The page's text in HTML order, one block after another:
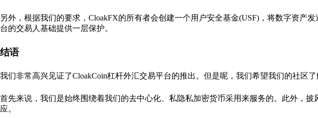
另外，根据我们的要求，CloakFX的所有者会创建一个用户安全基金(USF)，将数字资产
台的交易人基础提供一层保护。
结语
我们非常高兴见证了CloakCoin杠杆外汇交易平台的推出。但是呢，我们希望我们的社区
首先来说，我们是始终围绕着我们的去中心化、私隐私加密货币采用来服务的。此外，
应。